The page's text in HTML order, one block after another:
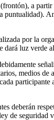
a partir
puntualidad).
por la
dará luz verde
medios de
participante
deberán
de seguridad